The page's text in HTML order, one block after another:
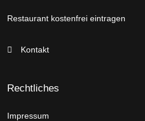
Restaurant kostenfrei eintragen
Kontakt
Rechtliches
Impressum